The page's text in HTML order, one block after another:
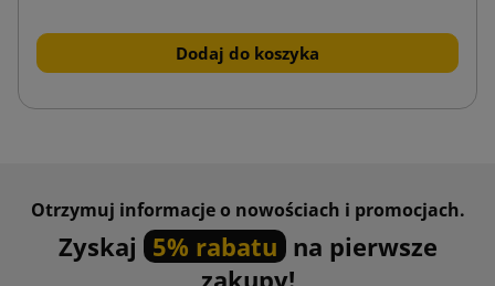
Dodaj do koszyka
Otrzymuj informacje o nowościach i promocjach.
Zyskaj 5% rabatu na pierwsze
zakupy!